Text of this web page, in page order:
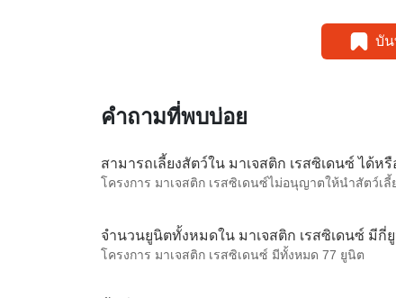
บั
คำถามที่พบบ่อย
สามารถเลี้ยงสัตว์ใน มาเจสติก เรสซิเดนซ์ ได้ห
โครงการ มาเจสติก เรสซิเดนซ์ไม่อนุญาตให้นำสัตว์เ
จำนวนยูนิตทั้งหมดใน มาเจสติก เรสซิเดนซ์ มีกี่
โครงการ มาเจสติก เรสซิเดนซ์ มีทั้งหมด 77 ยูนิต